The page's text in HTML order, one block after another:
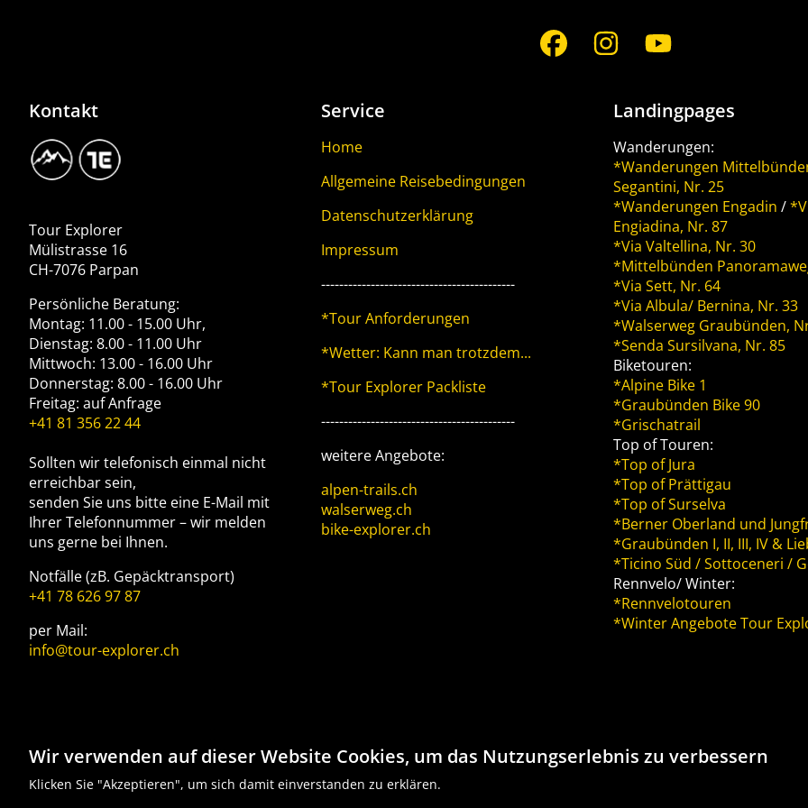
Social
Media
Kontakt
Image
Explorer
Tour Explorer
Mülistrasse 16
CH-7076 Parpan
Persönliche Beratung:
Montag: 11.00 - 15.00 Uhr,
Dienstag: 8.00 - 11.00 Uhr
Mittwoch: 13.00 - 16.00 Uhr
Donnerstag: 8.00 - 16.00 Uhr
Freitag: auf Anfrage
+41 81 356 22 44
Sollten wir telefonisch einmal nicht
erreichbar sein,
senden Sie uns bitte eine E-Mail mit
Ihrer Telefonnummer – wir melden
uns gerne bei Ihnen.
Notfälle (zB. Gepäcktransport)
+41 78 626 97 87
per Mail:
info@tour-explorer.ch
Service
Home
Allgemeine Reisebedingungen
Datenschutzerklärung
Impressum
-------------------------------------------
*Tour Anforderungen
*Wetter: Kann man trotzdem...
*Tour Explorer Packliste
-------------------------------------------
weitere Angebote:
alpen-trails.ch
walserweg.ch
bike-explorer.ch
Landingpages
Wanderungen:
*Wanderungen
Segantini, Nr. 25
*Wanderungen Engadin /
Engiadina, Nr. 87
*Via Valtellina, Nr. 30
*Mittelbünden
*Via Sett, Nr. 64
*Via Albula/ Bernina, Nr. 33
*Walserweg Graubünden,
*Senda Sursilvana, Nr. 85
Biketouren:
*Alpine Bike 1
*Graubünden Bike 90
*Grischatrail
Top of Touren:
*Top of Jura
*Top of Prättigau
*Top of Surselva
*Berner Oberland und
*Graubünden I, II, III, IV &
*Ticino Süd / Sottoceneri /
Rennvelo/ Winter:
*Rennvelotouren
*Winter Angebote Tour
Wir verwenden auf dieser Website Cookies, um das Nutzungserlebnis zu verbessern
Klicken Sie "Akzeptieren", um sich damit einverstanden zu erklären.